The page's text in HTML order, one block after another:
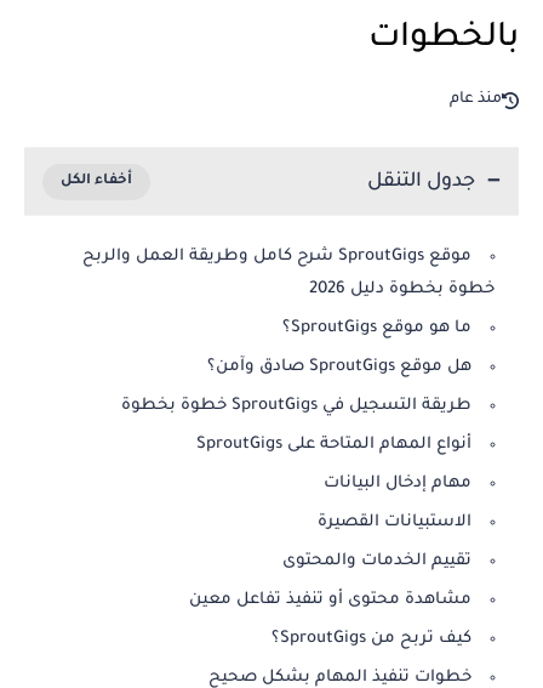
بالخطوات
منذ عام
جدول التنقل
موقع SproutGigs شرح كامل وطريقة العمل والربح
خطوة بخطوة دليل 2026
ما هو موقع SproutGigs؟
هل موقع SproutGigs صادق وآمن؟
طريقة التسجيل في SproutGigs خطوة بخطوة
أنواع المهام المتاحة على SproutGigs
مهام إدخال البيانات
الاستبيانات القصيرة
تقييم الخدمات والمحتوى
مشاهدة محتوى أو تنفيذ تفاعل معين
كيف تربح من SproutGigs؟
خطوات تنفيذ المهام بشكل صحيح